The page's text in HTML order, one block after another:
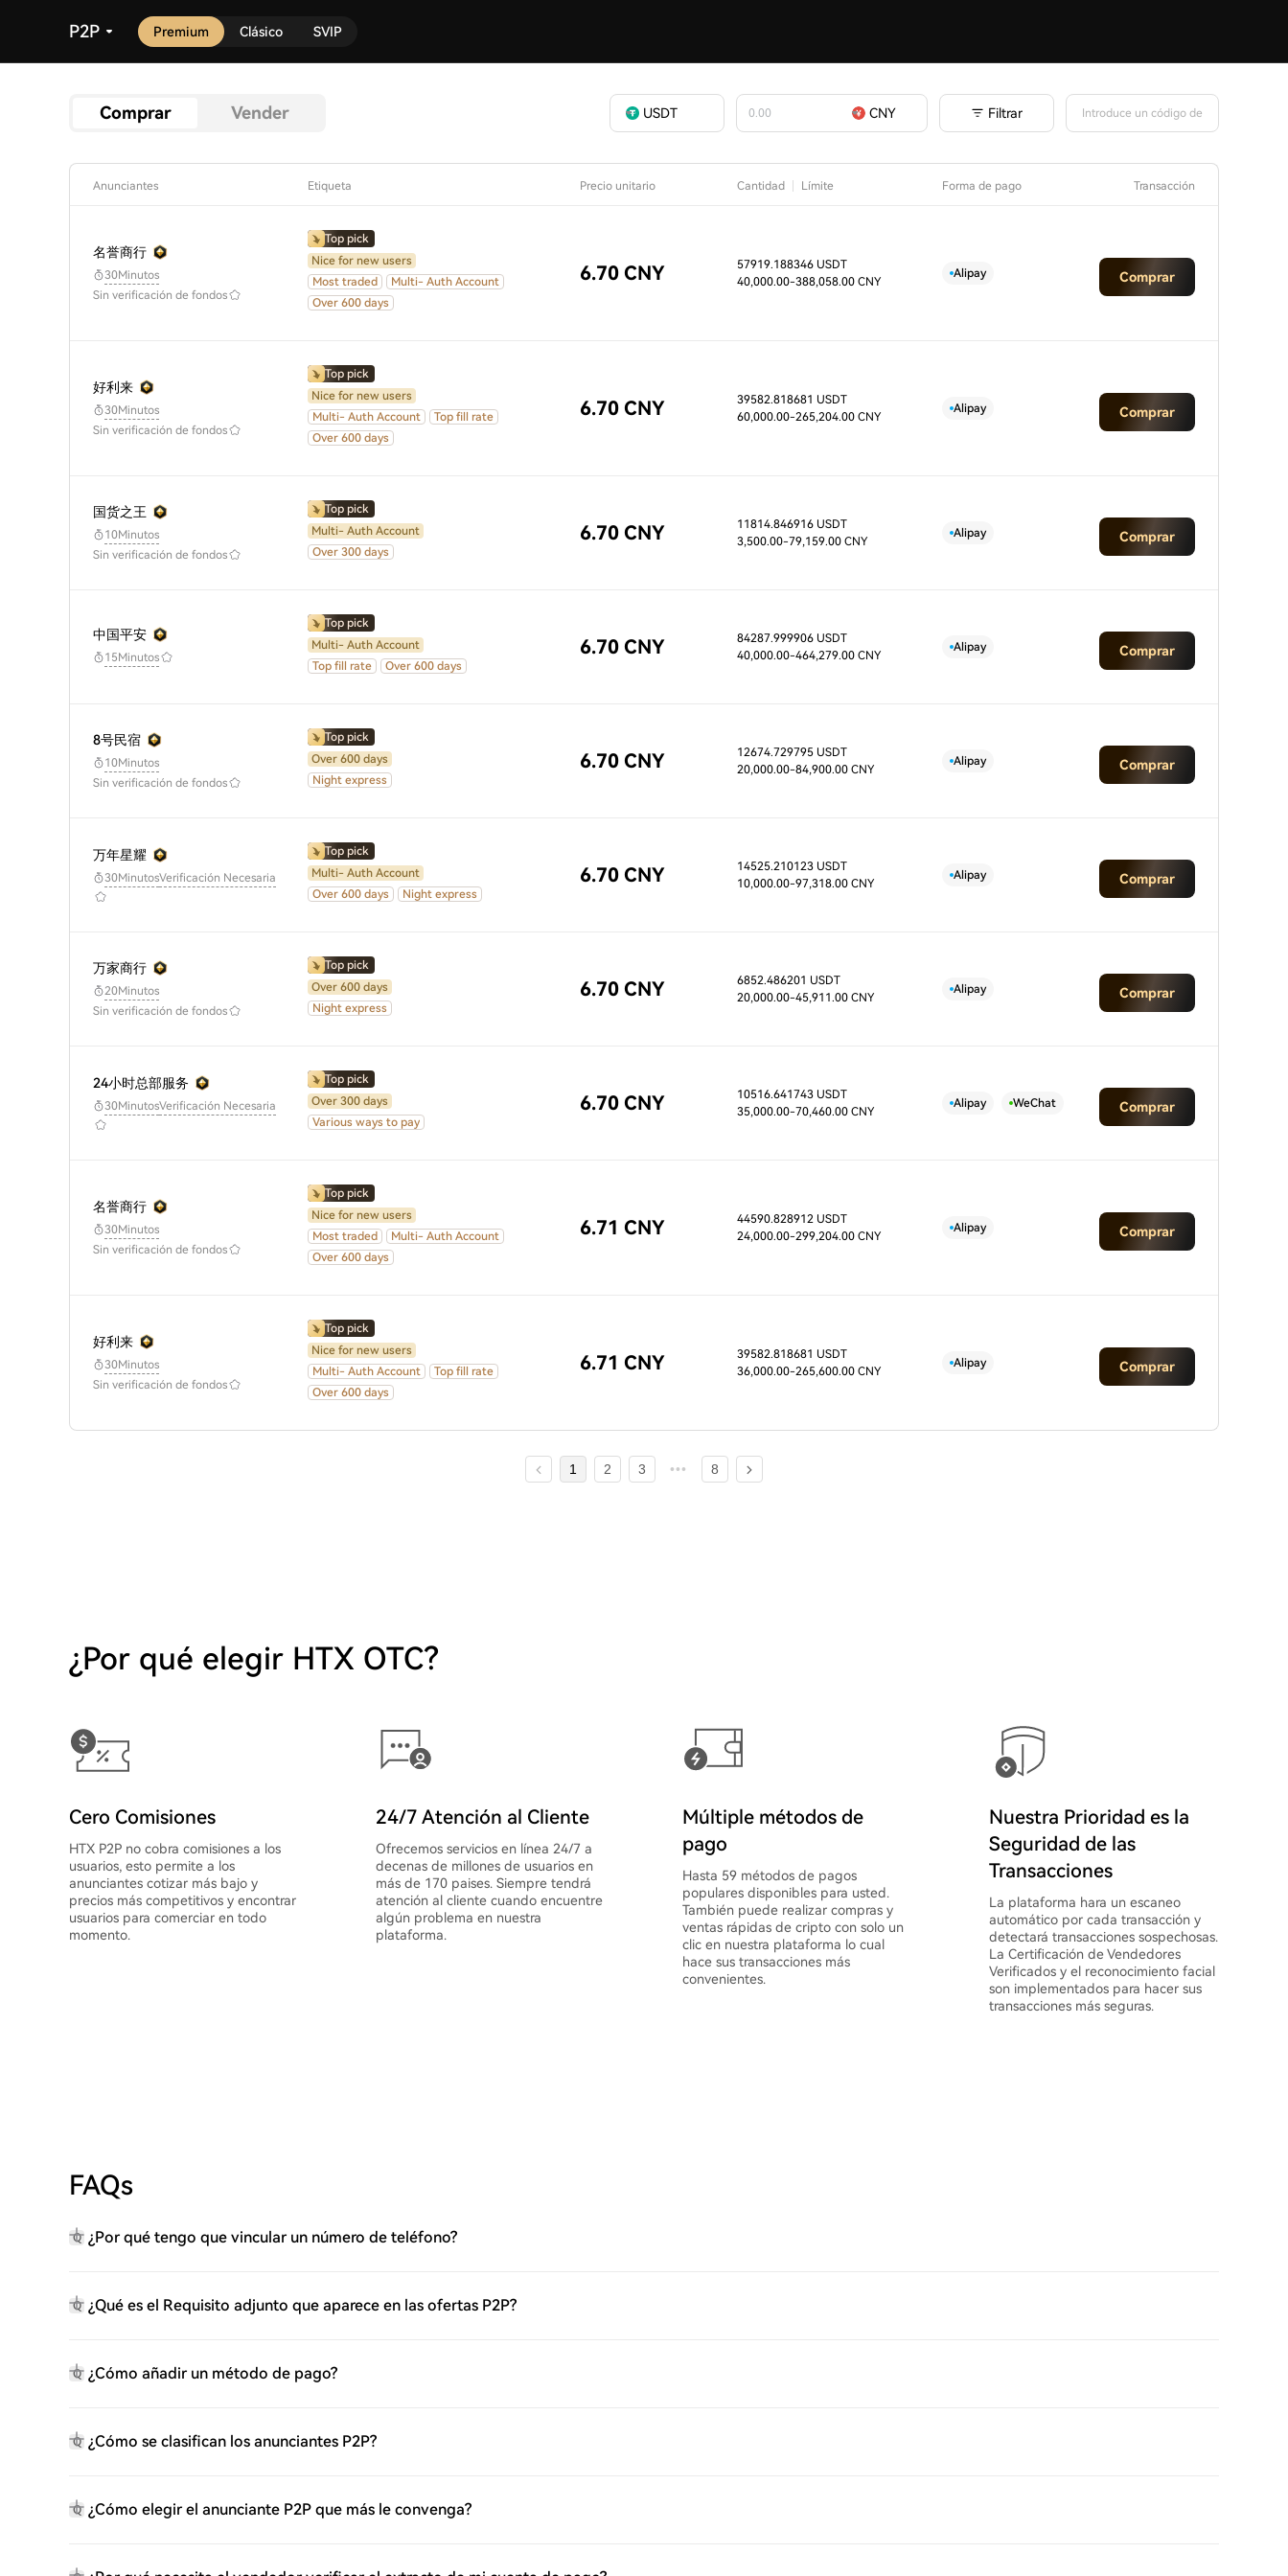
P2P Premium Clásico SVIP
Comprar Vender USDT CNY Filtrar
Anunciantes Etiqueta Precio unitario Cantidad Límite Forma de pago Transacción
名誉商行
30Minutos
Sin verificación de fondos
Top pick
Nice for new users
Most traded
Multi- Auth Account
Over 600 days
6.70 CNY
57919.188346 USDT
40,000.00-388,058.00 CNY
Alipay Comprar
好利来
30Minutos
Sin verificación de fondos
Top pick
Nice for new users
Multi- Auth Account
Top fill rate
Over 600 days
6.70 CNY
39582.818681 USDT
60,000.00-265,204.00 CNY
Alipay Comprar
国货之王
10Minutos
Sin verificación de fondos
Top pick
Multi- Auth Account
Over 300 days
6.70 CNY
11814.846916 USDT
3,500.00-79,159.00 CNY
Alipay Comprar
中国平安
15Minutos
Top pick
Multi- Auth Account
Top fill rate
Over 600 days
6.70 CNY
84287.999906 USDT
40,000.00-464,279.00 CNY
Alipay Comprar
8号民宿
10Minutos
Sin verificación de fondos
Top pick
Over 600 days
Night express
6.70 CNY
12674.729795 USDT
20,000.00-84,900.00 CNY
Alipay Comprar
万年星耀
30MinutosVerificación Necesaria
Top pick
Multi- Auth Account
Over 600 days
Night express
6.70 CNY
14525.210123 USDT
10,000.00-97,318.00 CNY
Alipay Comprar
万家商行
20Minutos
Sin verificación de fondos
Top pick
Over 600 days
Night express
6.70 CNY
6852.486201 USDT
20,000.00-45,911.00 CNY
Alipay Comprar
24小时总部服务
30MinutosVerificación Necesaria
Top pick
Over 300 days
Various ways to pay
6.70 CNY
10516.641743 USDT
35,000.00-70,460.00 CNY
Alipay WeChat Comprar
名誉商行
30Minutos
Sin verificación de fondos
Top pick
Nice for new users
Most traded
Multi- Auth Account
Over 600 days
6.71 CNY
44590.828912 USDT
24,000.00-299,204.00 CNY
Alipay Comprar
好利来
30Minutos
Sin verificación de fondos
Top pick
Nice for new users
Multi- Auth Account
Top fill rate
Over 600 days
6.71 CNY
39582.818681 USDT
36,000.00-265,600.00 CNY
Alipay Comprar
1 2 3 8
¿Por qué elegir HTX OTC?
Cero Comisiones
HTX P2P no cobra comisiones a los
usuarios, esto permite a los
anunciantes cotizar más bajo y
precios más competitivos y encontrar
usuarios para comerciar en todo
momento.
24/7 Atención al Cliente
Ofrecemos servicios en línea 24/7 a
decenas de millones de usuarios en
más de 170 paises. Siempre tendrá
atención al cliente cuando encuentre
algún problema en nuestra
plataforma.
Múltiple métodos de
pago
Hasta 59 métodos de pagos
populares disponibles para usted.
También puede realizar compras y
ventas rápidas de cripto con solo un
clic en nuestra plataforma lo cual
hace sus transacciones más
convenientes.
Nuestra Prioridad es la
Seguridad de las
Transacciones
La plataforma hara un escaneo
automático por cada transacción y
detectará transacciones sospechosas.
La Certificación de Vendedores
Verificados y el reconocimiento facial
son implementados para hacer sus
transacciones más seguras.
FAQs
Q ¿Por qué tengo que vincular un número de teléfono?
Q ¿Qué es el Requisito adjunto que aparece en las ofertas P2P?
Q ¿Cómo añadir un método de pago?
Q ¿Cómo se clasifican los anunciantes P2P?
Q ¿Cómo elegir el anunciante P2P que más le convenga?